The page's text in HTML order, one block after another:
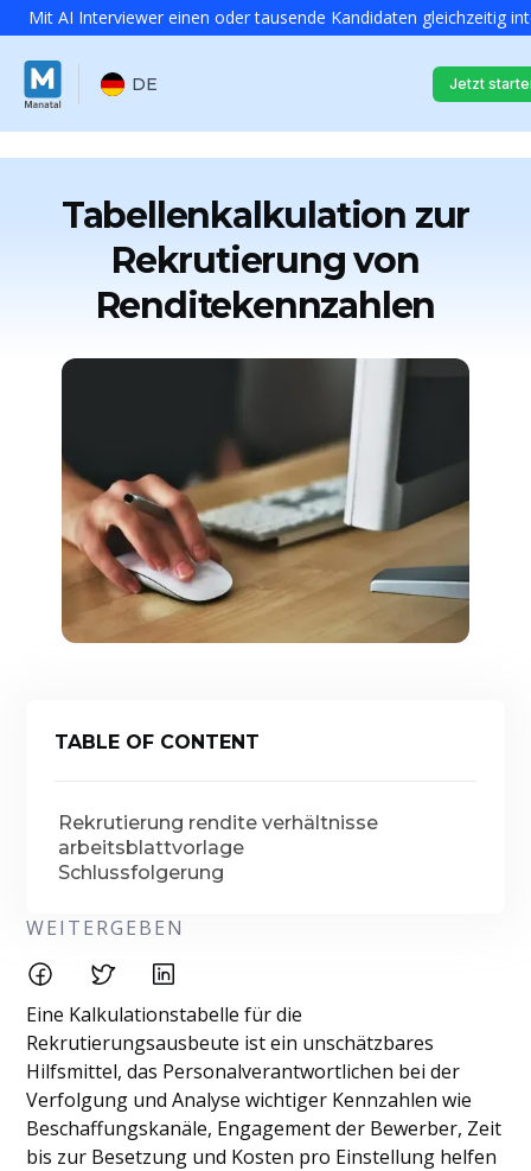
Mit AI Interviewer einen oder tausende Kandidaten gleichzeitig
DE Jetzt
Tabellenkalkulation zur
Rekrutierung von
Renditekennzahlen
TABLE OF CONTENT
Rekrutierung rendite verhältnisse
arbeitsblattvorlage
Schlussfolgerung
WEITERGEBEN
Eine Kalkulationstabelle für die
Rekrutierungsausbeute ist ein unschätzbares
Hilfsmittel, das Personalverantwortlichen bei der
Verfolgung und Analyse wichtiger Kennzahlen wie
Beschaffungskanäle, Engagement der Bewerber, Zeit
bis zur Besetzung und Kosten pro Einstellung helfen